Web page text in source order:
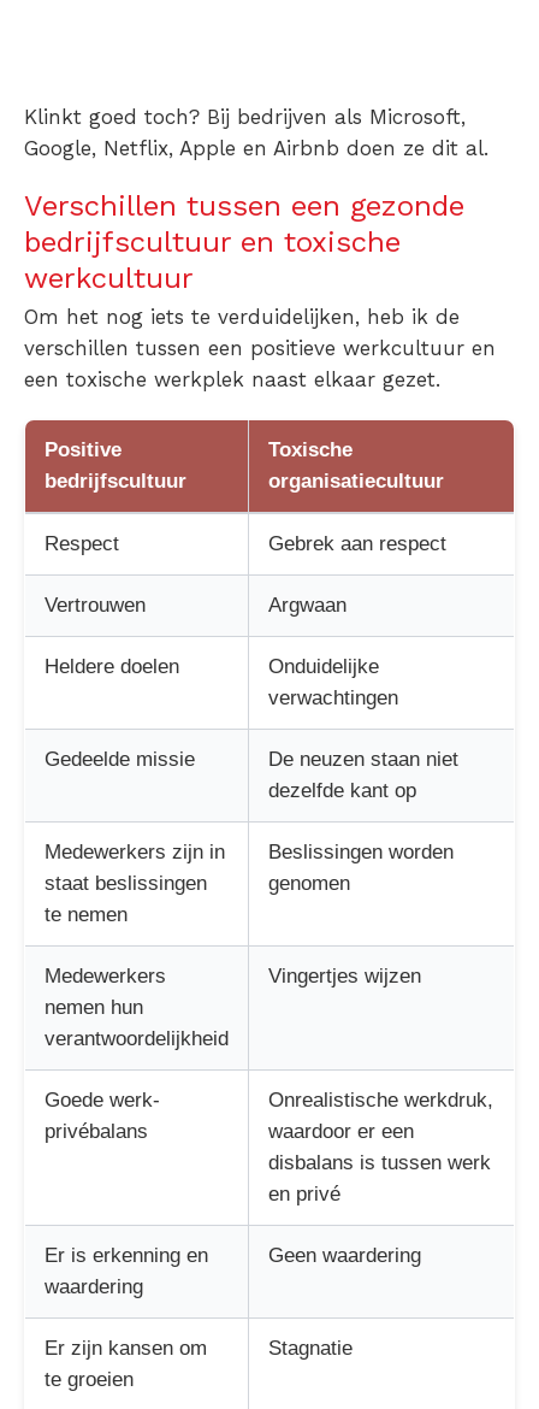
Klinkt goed toch? Bij bedrijven als Microsoft,
Google, Netflix, Apple en Airbnb doen ze dit al.
Verschillen tussen een gezonde
bedrijfscultuur en toxische
werkcultuur
Om het nog iets te verduidelijken, heb ik de
verschillen tussen een positieve werkcultuur en
een toxische werkplek naast elkaar gezet.
Positive
bedrijfscultuur
Toxische
organisatiecultuur
Respect Gebrek aan respect
Vertrouwen Argwaan
Heldere doelen
Onduidelijke
verwachtingen
Gedeelde missie
De neuzen staan niet
dezelfde kant op
Medewerkers zijn in
staat beslissingen
te nemen
Beslissingen worden
genomen
Medewerkers
nemen hun
verantwoordelijkheid
Vingertjes wijzen
Goede werk-
privébalans
Onrealistische werkdruk,
waardoor er een
disbalans is tussen werk
en privé
Er is erkenning en
waardering
Geen waardering
Er zijn kansen om
te groeien
Stagnatie